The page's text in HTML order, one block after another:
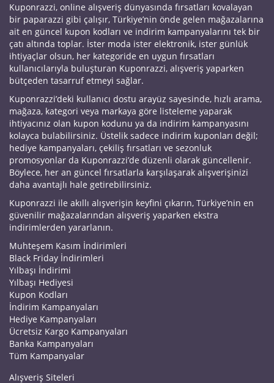
Kuponrazzi, online alışveriş dünyasında fırsatları kovalayan
bir paparazzi gibi çalışır, Türkiye’nin önde gelen mağazalarına
ait en güncel kupon kodları ve indirim kampanyalarını tek bir
çatı altında toplar. İster moda ister elektronik, ister günlük
ihtiyaçlar olsun, her kategoride en uygun fırsatları
kullanıcılarıyla buluşturan Kuponrazzi, alışveriş yaparken
bütçeden tasarruf etmeyi sağlar.
Kuponrazzi’deki kullanıcı dostu arayüz sayesinde, hızlı arama,
mağaza, kategori veya markaya göre listeleme yaparak
ihtiyacınız olan kupon kodunu ya da indirim kampanyasını
kolayca bulabilirsiniz. Üstelik sadece indirim kuponları değil;
hediye kampanyaları, çekiliş fırsatları ve sezonluk
promosyonlar da Kuponrazzi’de düzenli olarak güncellenir.
Böylece, her an güncel fırsatlarla karşılaşarak alışverişinizi
daha avantajlı hale getirebilirsiniz.
Kuponrazzi ile akıllı alışverişin keyfini çıkarın, Türkiye’nin en
güvenilir mağazalarından alışveriş yaparken ekstra
indirimlerden yararlanın.
Muhteşem Kasım İndirimleri
Black Friday İndirimleri
Yılbaşı İndirimi
Yılbaşı Hediyesi
Kupon Kodları
İndirim Kampanyaları
Hediye Kampanyaları
Ücretsiz Kargo Kampanyaları
Banka Kampanyaları
Tüm Kampanyalar
Alışveriş Siteleri